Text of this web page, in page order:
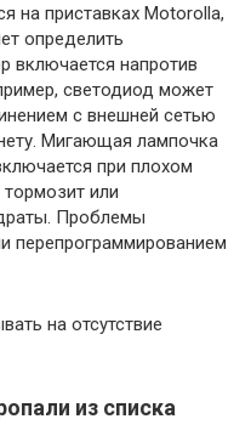
на приставках Motorolla,
определить
включается напротив
светодиод может
с внешней сетью
Мигающая лампочка
при плохом
или
Проблемы
перепрограммированием
на отсутствие
из списка